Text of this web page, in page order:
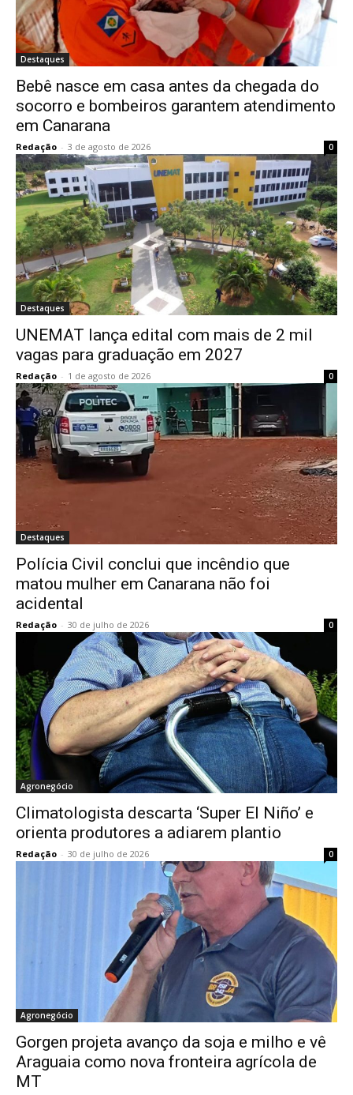
Destaques
Bebê nasce em casa antes da chegada do
socorro e bombeiros garantem atendimento
em Canarana
Redação - 3 de agosto de 2026 0
Destaques
UNEMAT lança edital com mais de 2 mil
vagas para graduação em 2027
Redação - 1 de agosto de 2026 0
Destaques
Polícia Civil conclui que incêndio que
matou mulher em Canarana não foi
acidental
Redação - 30 de julho de 2026 0
Agronegócio
Climatologista descarta ‘Super El Niño’ e
orienta produtores a adiarem plantio
Redação - 30 de julho de 2026 0
Agronegócio
Gorgen projeta avanço da soja e milho e vê
Araguaia como nova fronteira agrícola de
MT